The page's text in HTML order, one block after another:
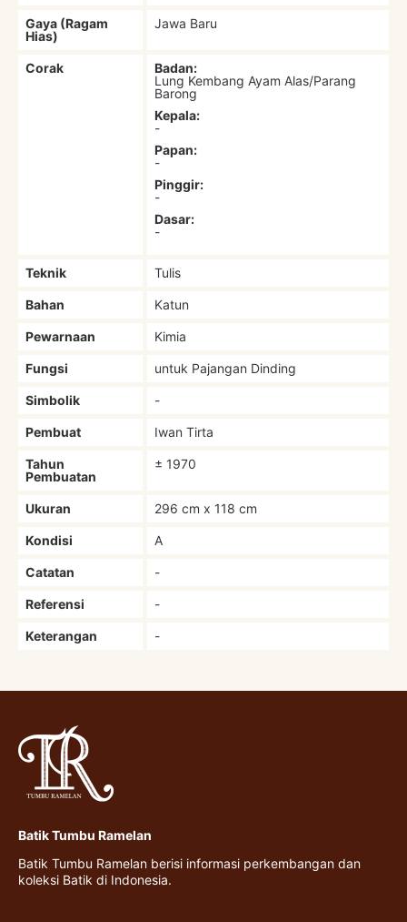
Gaya (Ragam
Hias)
Jawa Baru
Corak
Badan:
Lung Kembang Ayam Alas/Parang
Barong
Kepala:
-
Papan:
-
Pinggir:
-
Dasar:
-
Teknik Tulis
Bahan Katun
Pewarnaan Kimia
Fungsi untuk Pajangan Dinding
Simbolik -
Pembuat Iwan Tirta
Tahun
Pembuatan
± 1970
Ukuran 296 cm x 118 cm
Kondisi A
Catatan -
Referensi -
Keterangan -
Batik Tumbu Ramelan
Batik Tumbu Ramelan berisi informasi perkembangan dan
koleksi Batik di Indonesia.